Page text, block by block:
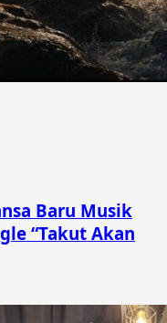
Baru Musik
“Takut Akan